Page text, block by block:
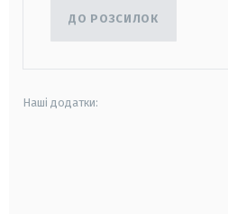
ДО РОЗСИЛОК
Наші додатки: